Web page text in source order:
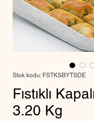
Stok kodu: FSTKSBYTSDE
Fıstıklı
3.20 Kg